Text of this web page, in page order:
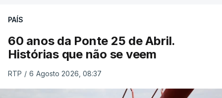
PAÍS
60 anos da Ponte 25 de Abril.
Histórias que não se veem
RTP / 6 Agosto 2026, 08:37